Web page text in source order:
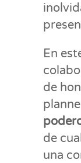
En
de
de
una